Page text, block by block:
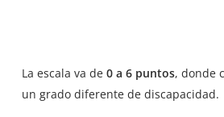
La escala va de 0 a 6 puntos, donde
un grado diferente de discapacidad.